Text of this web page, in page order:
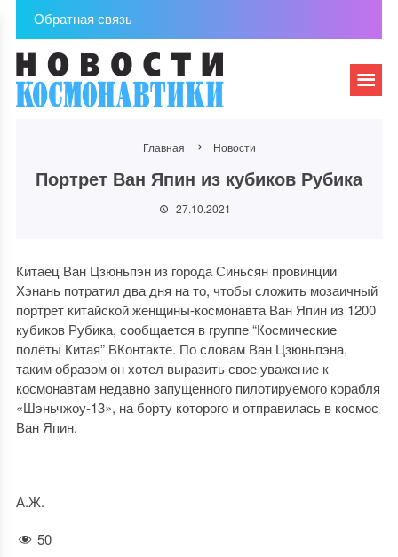
Обратная связь
Главная Новости
Портрет Ван Япин из кубиков Рубика
27.10.2021
Китаец Ван Цзюньпэн из города Синьсян провинции
Хэнань потратил два дня на то, чтобы сложить мозаичный
портрет китайской женщины-космонавта Ван Япин из 1200
кубиков Рубика, сообщается в группе “Космические
полёты Китая” ВКонтакте. По словам Ван Цзюньпэна,
таким образом он хотел выразить свое уважение к
космонавтам недавно запущенного пилотируемого корабля
«Шэньчжоу-13», на борту которого и отправилась в космос
Ван Япин.
А.Ж.
50